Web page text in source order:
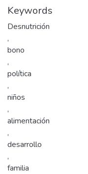
Keywords
Desnutrición
,
bono
,
política
,
niños
,
alimentación
,
desarrollo
,
familia